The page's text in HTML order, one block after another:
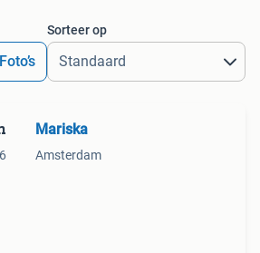
Foto’s
Sorteer op
Mariska
Amsterdam